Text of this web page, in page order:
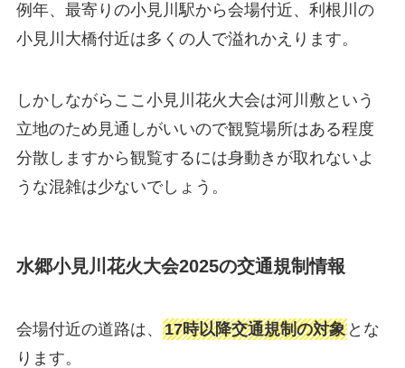
例年、最寄りの小見川駅から会場付近、利根川の
小見川大橋付近は多くの人で溢れかえります。
しかしながらここ小見川花火大会は河川敷という
立地のため見通しがいいので観覧場所はある程度
分散しますから観覧するには身動きが取れないよ
うな混雑は少ないでしょう。
水郷小見川花火大会2025の交通規制情報
会場付近の道路は、 17時以降交通規制の対象とな
ります。